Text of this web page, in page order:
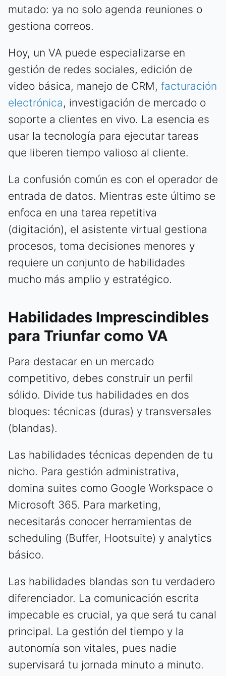
mutado: ya no solo agenda reuniones o
gestiona correos.
Hoy, un VA puede especializarse en
gestión de redes sociales, edición de
video básica, manejo de CRM, facturación
electrónica, investigación de mercado o
soporte a clientes en vivo. La esencia es
usar la tecnología para ejecutar tareas
que liberen tiempo valioso al cliente.
La confusión común es con el operador de
entrada de datos. Mientras este último se
enfoca en una tarea repetitiva
(digitación), el asistente virtual gestiona
procesos, toma decisiones menores y
requiere un conjunto de habilidades
mucho más amplio y estratégico.
Habilidades Imprescindibles
para Triunfar como VA
Para destacar en un mercado
competitivo, debes construir un perfil
sólido. Divide tus habilidades en dos
bloques: técnicas (duras) y transversales
(blandas).
Las habilidades técnicas dependen de tu
nicho. Para gestión administrativa,
domina suites como Google Workspace o
Microsoft 365. Para marketing,
necesitarás conocer herramientas de
scheduling (Buffer, Hootsuite) y analytics
básico.
Las habilidades blandas son tu verdadero
diferenciador. La comunicación escrita
impecable es crucial, ya que será tu canal
principal. La gestión del tiempo y la
autonomía son vitales, pues nadie
supervisará tu jornada minuto a minuto.